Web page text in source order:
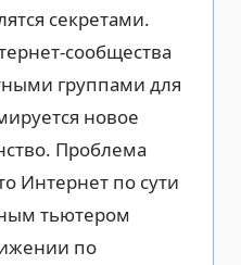
секретами.
сообщества
группами для
новое
Проблема
Интернет по сути
тьютером
по